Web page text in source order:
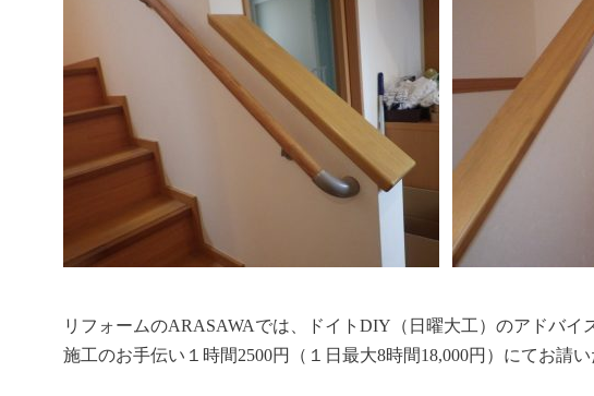
リフォームのARASAWAでは、ドイトDIY（日曜大工）のアドバイ
施工のお手伝い１時間2500円（１日最大8時間18,000円）にてお請